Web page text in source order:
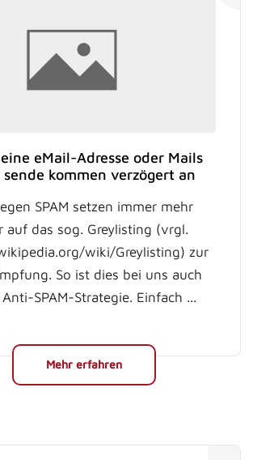
eMail-Adresse oder Mails
kommen verzögert an
SPAM setzen immer mehr
auf das sog. Greylisting (vrgl.
wiki/Greylisting) zur
So ist dies bei uns auch
SPAM-Strategie. Einfach ...
Mehr erfahren